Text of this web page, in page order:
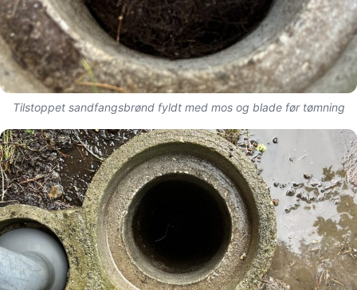
Tilstoppet sandfangsbrønd fyldt med mos og blade før tømning